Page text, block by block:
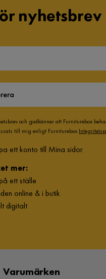
nyhetsbrev
och godkänner att Furniturebox
till mig enligt Furniturebox
ett konto till Mina sidor.
mer:
ett ställe
online & i butik
digitalt
Varumärken